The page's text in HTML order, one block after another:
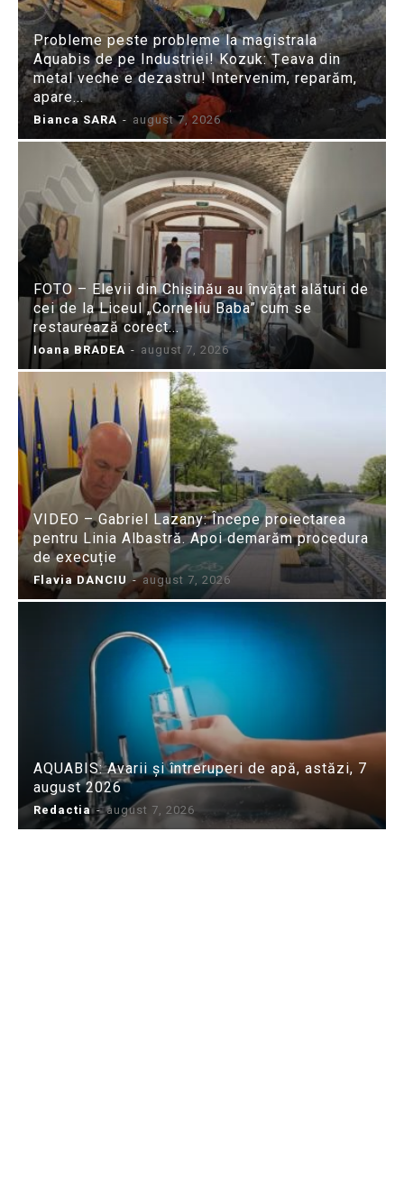
Probleme peste probleme la magistrala
Aquabis de pe Industriei! Kozuk: Țeava din
metal veche e dezastru! Intervenim, reparăm,
apare...
Bianca SARA - august 7, 2026
FOTO – Elevii din Chișinău au învățat alături de
cei de la Liceul „Corneliu Baba” cum se
restaurează corect...
Ioana BRADEA - august 7, 2026
VIDEO – Gabriel Lazany: Începe proiectarea
pentru Linia Albastră. Apoi demarăm procedura
de execuție
Flavia DANCIU - august 7, 2026
AQUABIS: Avarii și întreruperi de apă, astăzi, 7
august 2026
Redactia - august 7, 2026